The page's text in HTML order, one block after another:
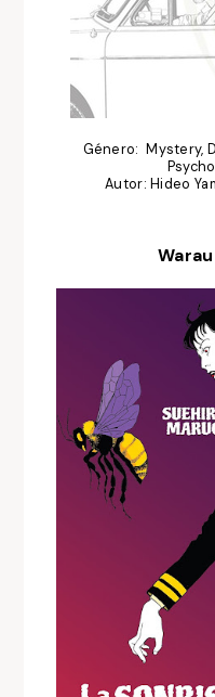
Género: Mystery,
Autor: Hideo